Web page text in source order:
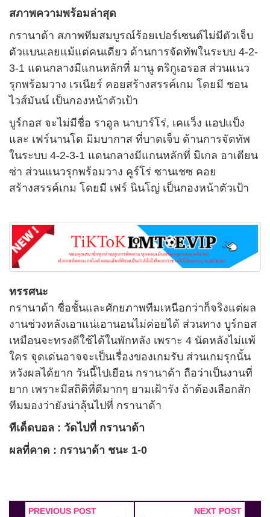
สภาพความพร้อมล่าสุด
กรานาด้า สภาพทีมสมบูรณ์ร้อยเปอร์เซนต์ไม่มีตัวเจ็บ
ตัวแบนเลยแม้แต่คนเดียว ด้านการจัดทัพในระบบ 4-2-
3-1 แดนกลางมีแกนหลักที่ มานู ตริกูเอรอส ส่วนแนว
รุกพร้อมวาง เรเนียร์ คอยสร้างสรรค์เกม โดยมี ชอน
ไวส์มันน์ เป็นกองหน้าตัวเป้า
บูร์กอส จะไม่มีชื่อ ราอูล นาบาร์โร่, เคแว็ง แอปแป็ง
และ เฟร์นานโด มิมบากาส ที่บาดเจ็บ ด้านการจัดทัพ
ในระบบ 4-2-3-1 แดนกลางมีแกนหลักที่ มิเกล อาเตียน
ซ่า ส่วนแนวรุกพร้อมวาง คูร์โร่ ซานเชซ คอย
สร้างสรรค์เกม โดยมี เฟร์ นินโญ่ เป็นกองหน้าตัวเป้า
ทรรศนะ
กรานาด้า ชื่อชั้นและศักยภาพทีมเหนือกว่าก็จริงแต่ผล
งานช่วงหลังเอาแน่เอานอนไม่ค่อยได้ ส่วนทาง บูร์กอส
เหมือนจะทรงดีใช้ได้ในพักหลัง เพราะ 4 นัดหลังไม่แพ้
ใคร จุดเด่นอาจจะเป็นเรื่องของเกมรับ ส่วนเกมรุกนั้น
หวังผลได้ยาก วันนี้ไปเยือน กรานาด้า ถือว่าเป็นงานที่
ยาก เพราะมีสถิติที่ดีมากๆ ยามเฝ้ารัง ถ้าต้องเลือกสัก
ทีมมองว่ายังน่าลุ้นไปที่ กรานาด้า
ทีเด็ดบอล : วัดไปที่ กรานาด้า
ผลที่คาด : กรานาด้า ชนะ 1-0
PREVIOUS POST NEXT POST